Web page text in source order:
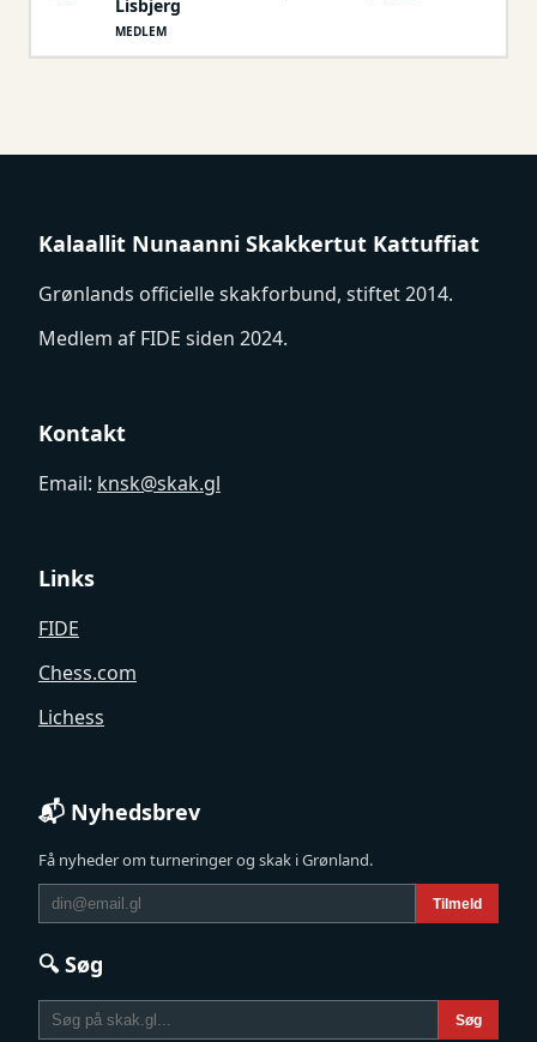
Lisbjerg
MEDLEM
Kalaallit Nunaanni Skakkertut Kattuffiat
Grønlands officielle skakforbund, stiftet 2014.
Medlem af FIDE siden 2024.
Kontakt
Email: knsk@skak.gl
Links
FIDE
Chess.com
Lichess
📬 Nyhedsbrev
Få nyheder om turneringer og skak i Grønland.
Tilmeld
🔍 Søg
Søg